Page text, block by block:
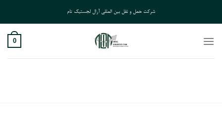
شرکت حمل و نقل بین المللی آرال لجستیک تام
0